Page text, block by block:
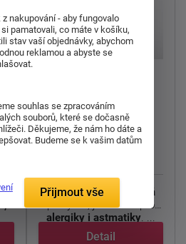
standard
od523 Kč
Nadýchaná a prodyšná
přikrývka, je vhodná pro
alergiky i astmatiky. ...
Detail
nakupování - aby fungovalo
pamatovali, co máte v košíku,
stav vaší objednávky, abychom
reklamou a abyste se
souhlas se zpracováním
souborů, které se dočasně
Děkujeme, že nám ho dáte a
Budeme se k vašim datům
Přijmout vše